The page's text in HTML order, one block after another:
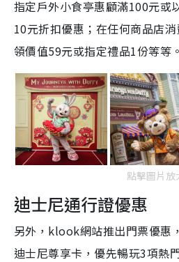
指定戶外小食亭惠顧滿100元或
10元折扣優惠；在任何商品店
領價值59元或指定禮品1份等等。
點擊圖片放
迪士尼通行證優惠
另外，klook網站推出門票優惠
迪士尼尊享卡，優先暢玩3項熱